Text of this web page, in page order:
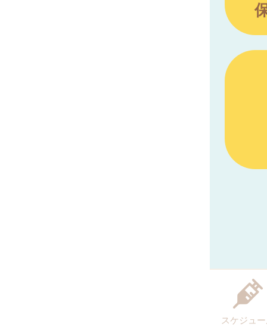
スケジュ